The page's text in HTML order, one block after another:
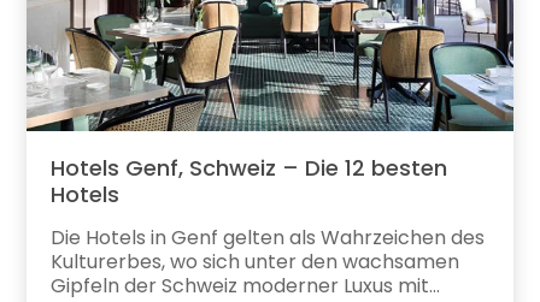
Hotels Genf, Schweiz – Die 12 besten
Hotels
Die Hotels in Genf gelten als Wahrzeichen des
Kulturerbes, wo sich unter den wachsamen
Gipfeln der Schweiz moderner Luxus mit...